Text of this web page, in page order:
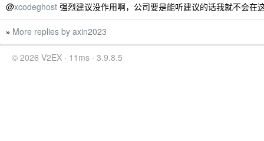
@xcodeghost 强烈建议没作用啊，公司要是能听建议的话我就不会在
» More replies by axin2023
© 2026 V2EX · 11ms · 3.9.8.5